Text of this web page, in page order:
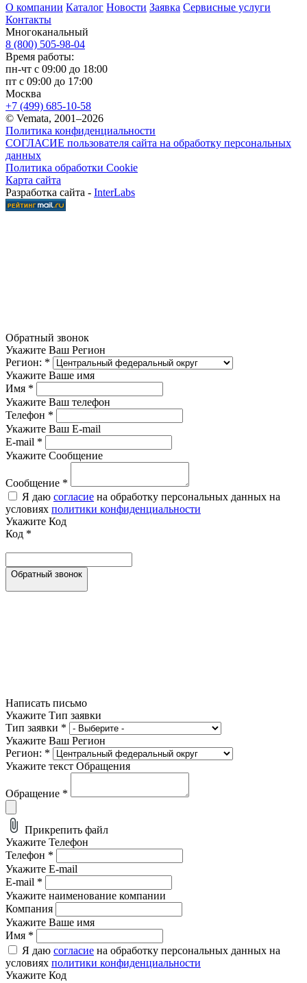
О компании Каталог Новости Заявка Сервисные услуги
Контакты
Многоканальный
8 (800) 505-98-04
Время работы:
пн-чт с 09:00 до 18:00
пт с 09:00 до 17:00
Москва
+7 (499) 685-10-58
© Vemata, 2001–2026
Политика конфиденциальности
СОГЛАСИЕ пользователя сайта на обработку персональных
данных
Политика обработки Cookie
Карта сайта
Разработка сайта - InterLabs
Обратный звонок
Укажите Ваш Регион
Регион: *
Укажите Ваше имя
Имя *
Укажите Ваш телефон
Телефон *
Укажите Ваш E-mail
E-mail *
Укажите Сообщение
Сообщение *
Я даю согласие на обработку персональных данных на
условиях политики конфиденциальности
Укажите Код
Код *
Обратный звонок
Написать письмо
Укажите Тип заявки
Тип заявки *
Укажите Ваш Регион
Регион: *
Укажите текст Обращения
Обращение *
Прикрепить файл
Укажите Телефон
Телефон *
Укажите E-mail
E-mail *
Укажите наименование компании
Компания
Укажите Ваше имя
Имя *
Я даю согласие на обработку персональных данных на
условиях политики конфиденциальности
Укажите Код